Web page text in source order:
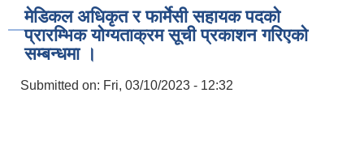
मेडिकल अधिकृत र फार्मेसी सहायक पदको
प्रारम्भिक योग्यताक्रम सूची प्रकाशन गरिएको
सम्बन्धमा ।
Submitted on: Fri, 03/10/2023 - 12:32